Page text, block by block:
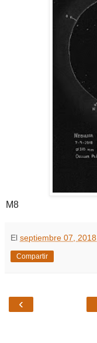
M8
El septiembre 07, 2018
Compartir
‹